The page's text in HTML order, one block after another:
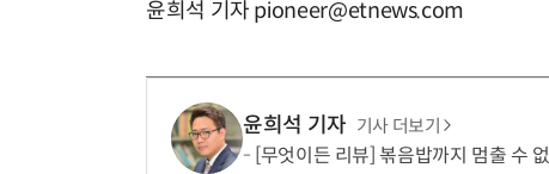
윤희석 기자 pioneer@etnews.com
윤희석 기자 기사 더보기
[무엇이든 리뷰] 볶음밥까지 멈출 수